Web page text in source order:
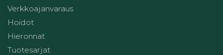
Verkkoajanvaraus
Hoidot
Hieronnat
Tuotesarjat